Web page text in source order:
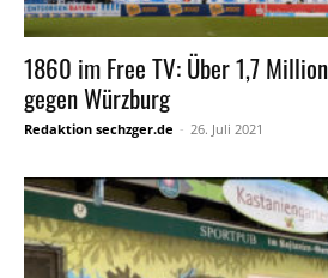
1860 im Free TV: Über 1,7
gegen Würzburg
Redaktion sechzger.de - 26. Juli 2021